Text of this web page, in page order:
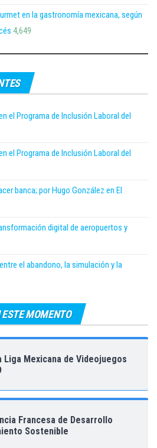
en la gastronomía mexicana, según
4,649
el Programa de Inclusión Laboral del
el Programa de Inclusión Laboral del
banca; por Hugo González en El
digital de aeropuertos y
el abandono, la simulación y la
MOMENTO
Liga Mexicana de Videojuegos
Francesa de Desarrollo
Sostenible